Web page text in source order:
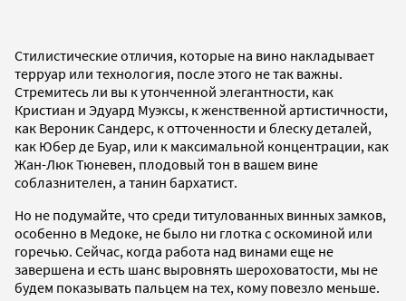
Стилистические отличия, которые на вино накладывает
терруар или технология, после этого не так важны.
Стремитесь ли вы к утонченной элегантности, как
Кристиан и Эдуард Муэксы, к женственной артистичности,
как Вероник Сандерс, к отточенности и блеску деталей,
как Юбер де Буар, или к максимальной концентрации, как
Жан-Люк Тюневен, плодовый тон в вашем вине
соблазнителен, а танин бархатист.
Но не подумайте, что среди титулованных винных замков,
особенно в Медоке, не было ни глотка с оскоминой или
горечью. Сейчас, когда работа над винами еще не
завершена и есть шанс выровнять шероховатости, мы не
будем показывать пальцем на тех, кому повезло меньше.